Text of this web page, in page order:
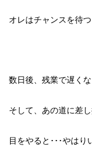
オレはチャンスを待つ
数日後、残業で遅く
そして、あの道に差し
目をやると･･･やはり